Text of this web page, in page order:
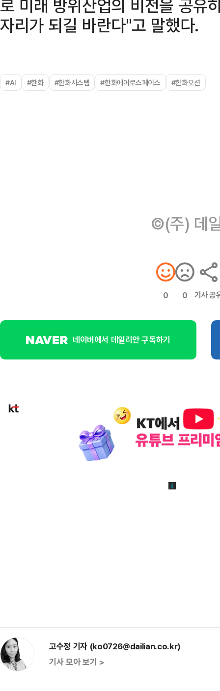
로 미래 방위산업의 비전을 공유
자리가 되길 바란다"고 말했다.
#AI #한화 #한화시스템 #한화에어로스페이스 #한화오션
©(주) 데
0 0 기사 공
네이버에서 데일리안 구독하기
고수정 기자 (ko0726@dailian.co.kr)
기사 모아 보기 >